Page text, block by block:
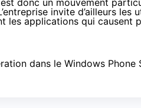
donc un mouvement
invite d’ailleurs
les applications qui causent
dans le Windows Phone